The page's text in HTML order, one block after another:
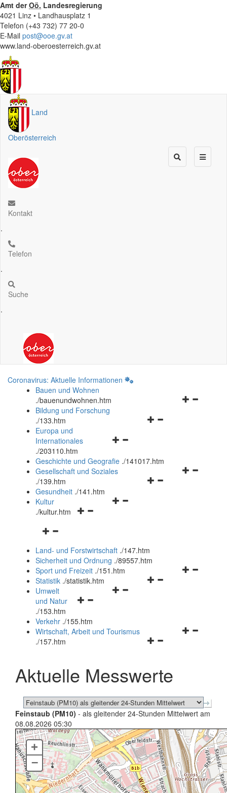
Amt derOö. Landesregierung
4021 Linz • Landhausplatz 1
Telefon (+43 732) 77 20-0
E-Mail post@ooe.gv.at
www.land-oberoesterreich.gv.at
Land
Oberösterreich
Kontakt
.
Telefon
.
Suche
.
Coronavirus: Aktuelle Informationen
Bauen und Wohnen
./bauenundwohnen.htm
Navigationsmenü
Bildung und Forschung
./133.htm
Navigationsmenü
und
schließen
Europa und
Internationales
./203110.htm
Geschichte und Geografie ./141017.htm
Navigationsmenü
Gesellschaft und Soziales
./139.htm
Navigationsmenü
Gesundheit ./141.htm
Navigationsmenü
Kultur
./kultur.htm
Navigationsmenü
und
schließen
Land- und Forstwirtschaft ./147.htm
Sicherheit und Ordnung ./89557.htm
Navigationsmenü
Sport und Freizeit ./151.htm
Navigationsmenü
Statistik ./statistik.htm
Navigationsmenü
und
schließen
Umwelt
und Natur
./153.htm
Verkehr ./155.htm
Navigationsmenü
schließen
Wirtschaft, Arbeit und Tourismus
./157.htm
Aktuelle Messwerte
Feinstaub (PM10) - als gleitender 24-Stunden Mittelwert am
08.08.2026 05:30
+
–